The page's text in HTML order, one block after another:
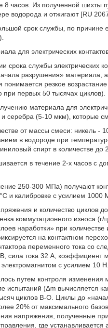
8 часов. Из полученной шихты
водорода и отжигают [RU
срок службы, по причине
для электрических
срока службы электрических
разрушения»
резкое
при первых 50 тысячах циклов).
материала для
серебра (5-10 мкм), которые
от массы смеси: никель -
в водороде при
спирт в количестве до
в течение 2-х часов с
250-300 МПа) получают
и калибровке с усилием 1000
и количество циклов
коммутационного износа (г/
наработки» при
на контактном
переменного тока со
сила тока 32 А; коэффициент
с усилием 10 Н.
путем контроля изменения
испытаний (Δm вычисляется
циклов В-О. Циклы до
20% от максимального
напряжения, полученные
где